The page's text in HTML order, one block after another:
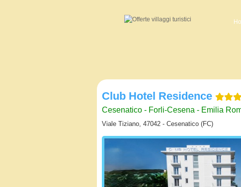
Club Hotel Residence
Cesenatico - Forli-Cesena - Emilia
Viale Tiziano, 47042 - Cesenatico (FC)